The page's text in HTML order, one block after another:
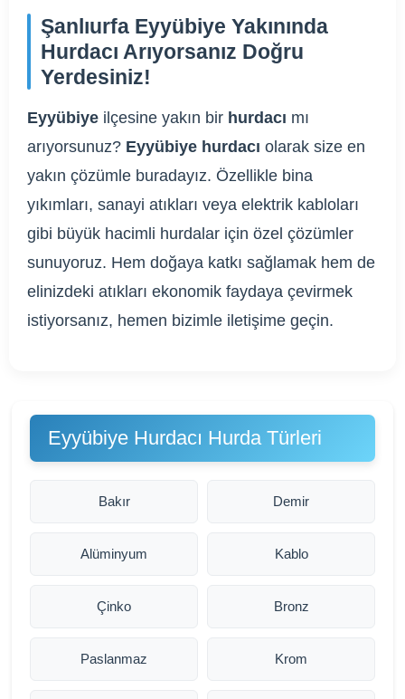
Şanlıurfa Eyyübiye Yakınında
Hurdacı Arıyorsanız Doğru
Yerdesiniz!
Eyyübiye ilçesine yakın bir hurdacı mı
arıyorsunuz? Eyyübiye hurdacı olarak size en
yakın çözümle buradayız. Özellikle bina
yıkımları, sanayi atıkları veya elektrik kabloları
gibi büyük hacimli hurdalar için özel çözümler
sunuyoruz. Hem doğaya katkı sağlamak hem de
elinizdeki atıkları ekonomik faydaya çevirmek
istiyorsanız, hemen bizimle iletişime geçin.
Eyyübiye Hurdacı Hurda Türleri
Bakır Demir
Alüminyum Kablo
Çinko Bronz
Paslanmaz Krom